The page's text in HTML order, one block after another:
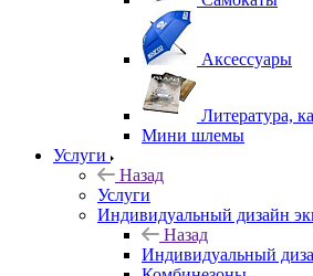
Аксессуары
Литература,
Мини шлемы
Услуги
Назад
Услуги
Индивидуальный дизайн
Назад
Индивидуальный